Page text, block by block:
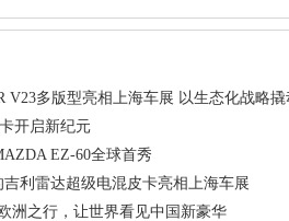
V23多版型亮相上海车展 以生态化战略
开启新纪元
EZ-60全球首秀
利雷达超级电混皮卡亮相上海车展
洲之行，让世界看见中国新豪华